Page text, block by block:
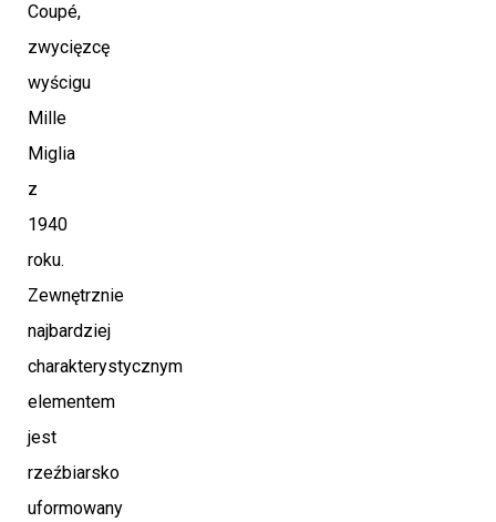
Coupé,
zwycięzcę
wyścigu
Mille
Miglia
z
1940
roku.
Zewnętrznie
najbardziej
charakterystycznym
elementem
jest
rzeźbiarsko
uformowany